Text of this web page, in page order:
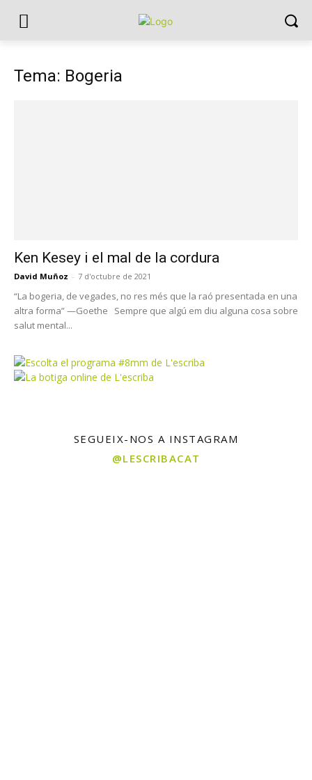
Tema: Bogeria
Ken Kesey i el mal de la cordura
David Muñoz - 7 d'octubre de 2021
“La bogeria, de vegades, no res més que la raó presentada en una
altra forma” —Goethe Sempre que algú em diu alguna cosa sobre
salut mental...
SEGUEIX-NOS A INSTAGRAM
@LESCRIBACAT